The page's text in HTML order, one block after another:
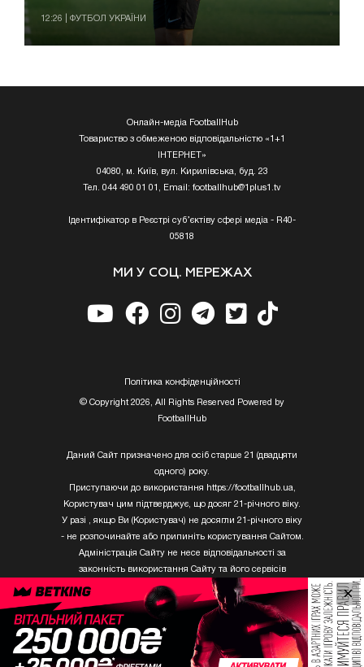
12:26 | ФУТБОЛ УКРАЇНИ
Онлайн-медіа FootballHub
Товариство з обмеженою відповідальністю «1+1
ІНТЕРНЕТ»
04080, м. Київ, вул. Кирилівська, буд. 23
Тел. 044 490 01 01, Email: footballhub@1plus1.tv
Ідентифікатор в Реєстрі суб’єктіву сфері медіа - R40-
05818
МИ У СОЦ. МЕРЕЖАХ
Полiтика конфiденцiйностi
© Copyright 2026, All Rights Reserved Powered by
FootballHub
Даний Сайт призначено для осіб старше 21 (двадцяти
одного) року.
Приступаючи до використання https://footballhub.ua,
Користувач цим підтверджує, що досяг 21-річного віку.
У разі , якщо Ви (Користувач) не досягли 21-річного віку
- не розпочинайте або припиніть користування Сайтом.
Адміністрація Сайту не несе відповідальності за
законність використання Сайту та його сервісів
Користувачем, який не досяг 21-річного віку.
Твори Getty Images, що розміщені на сайті, не можуть
бути використані третіми особами без письмового
дозволу ТОВ «ГЛОБАЛ ІМІДЖЕС ЮКРЕЙН.
×